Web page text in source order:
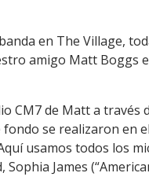
en The Village,
amigo Matt Boggs
CM7 de Matt a través
fondo se realizaron en
usamos todos los
James